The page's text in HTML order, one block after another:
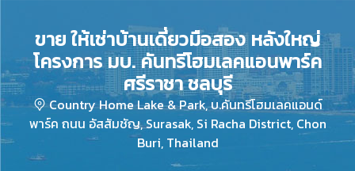
ขาย ให้เช่าบ้านเดี่ยวมือสอง หลังใหญ่
โครงการ มบ. คันทรีโฮมเลคแอนพาร์ค
ศรีราชา ชลบุรี
Country Home Lake & Park, บ.คันทรีโฮมเลคแอนด์
พาร์ค ถนน อัสสัมชัญ, Surasak, Si Racha District, Chon
Buri, Thailand